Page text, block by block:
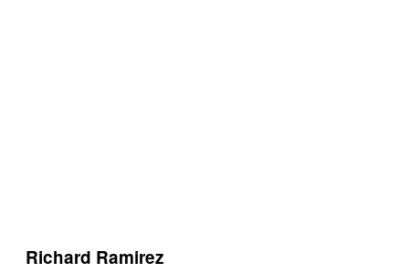
Richard Ramirez